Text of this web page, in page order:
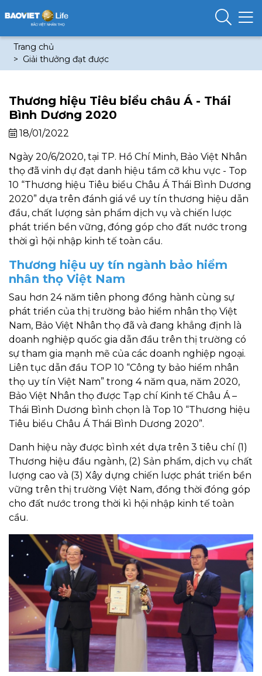
Trang chủ
Giải thưởng đạt được
Thương hiệu Tiêu biểu châu Á - Thái
Bình Dương 2020
18/01/2022
Ngày 20/6/2020, tại TP. Hồ Chí Minh, Bảo Việt Nhân
thọ đã vinh dự đạt danh hiệu tầm cỡ khu vực - Top
10 “Thương hiệu Tiêu biểu Châu Á Thái Bình Dương
2020” dựa trên đánh giá về uy tín thương hiệu dẫn
đầu, chất lượng sản phẩm dịch vụ và chiến lược
phát triển bền vững, đóng góp cho đất nước trong
thời gì hội nhập kinh tế toàn cầu.
Thương hiệu uy tín ngành bảo hiểm
nhân thọ Việt Nam
Sau hơn 24 năm tiên phong đồng hành cùng sự
phát triển của thị trường bảo hiểm nhân thọ Việt
Nam, Bảo Việt Nhân thọ đã và đang khẳng định là
doanh nghiệp quốc gia dẫn đầu trên thị trường có
sự tham gia mạnh mẽ của các doanh nghiệp ngoại.
Liên tục dẫn đầu TOP 10 “Công ty bảo hiểm nhân
thọ uy tín Việt Nam” trong 4 năm qua, năm 2020,
Bảo Việt Nhân thọ được Tạp chí Kinh tế Châu Á –
Thái Bình Dương bình chọn là Top 10 “Thương hiệu
Tiêu biểu Châu Á Thái Bình Dương 2020”.
Danh hiệu này được bình xét dựa trên 3 tiêu chí (1)
Thương hiệu đầu ngành, (2) Sản phẩm, dịch vụ chất
lượng cao và (3) Xây dựng chiến lược phát triển bền
vững trên thị trường Việt Nam, đồng thời đóng góp
cho đất nước trong thời kì hội nhập kinh tế toàn
cầu.